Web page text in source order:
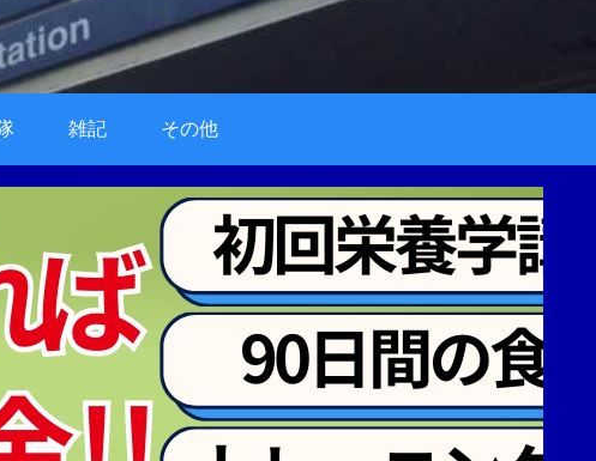
雑記 その他